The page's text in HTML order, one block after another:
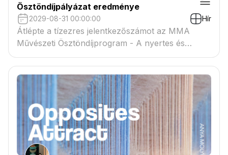
Ösztöndíjpályázat eredménye
2029-08-31 00:00:00 Hír
Átlépte a tízezres jelentkezőszámot az MMA
Művészeti Ösztöndíjprogram - A nyertes és
tartaléklistás pályázók névsora megtekinthető a
csatolmányban